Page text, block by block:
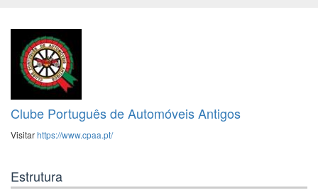
Clube Português de Automóveis Antigos
Visitarhttps://www.cpaa.pt/
Estrutura